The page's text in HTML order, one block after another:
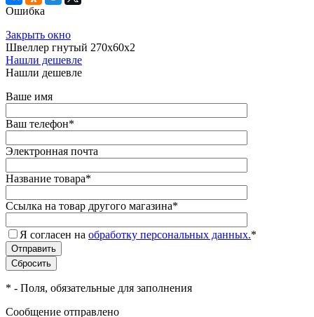
Ошибка
Закрыть окно
Швеллер гнутый 270х60х2
Нашли дешевле
Нашли дешевле
Ваше имя
Ваш телефон*
Электронная почта
Название товара*
Ссылка на товар другого магазина*
Я согласен на обработку персональных данных.*
* - Поля, обязательные для заполнения
Сообщение отправлено